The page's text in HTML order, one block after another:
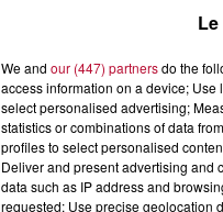
We and our (447) partnersdo the
access information on a device;
select personalised advertising;
statistics or combinations of data
profiles to select personalised
Deliver and present advertising and
data such as IP address and
requested; Use precise geolocation